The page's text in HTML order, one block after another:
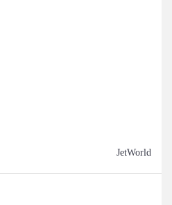
JetWorld